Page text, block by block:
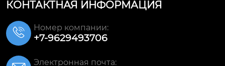
КОНТАКТНАЯ ИНФОРМАЦИЯ
 Номер компании:
+7-9629493706
Электронная почта: